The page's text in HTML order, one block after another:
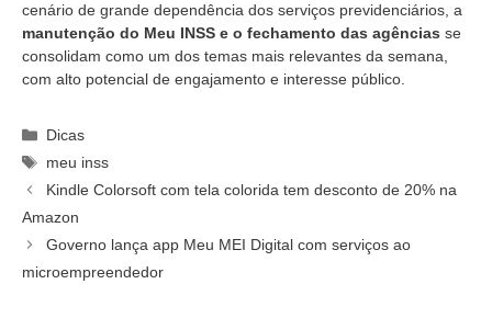
cenário de grande dependência dos serviços previdenciários, a
manutenção do Meu INSS e o fechamento das agências se
consolidam como um dos temas mais relevantes da semana,
com alto potencial de engajamento e interesse público.
Categorias
Dicas
Tags
meu inss
Kindle Colorsoft com tela colorida tem desconto de 20% na
Amazon
Governo lança app Meu MEI Digital com serviços ao
microempreendedor